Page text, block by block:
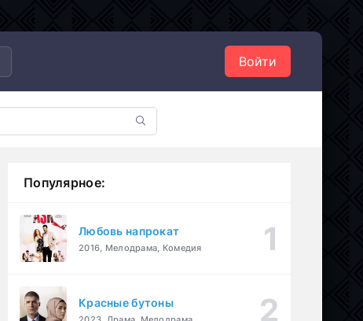
Войти
Популярное:
Любовь напрокат
2016, Мелодрама, Комедия
Красные бутоны